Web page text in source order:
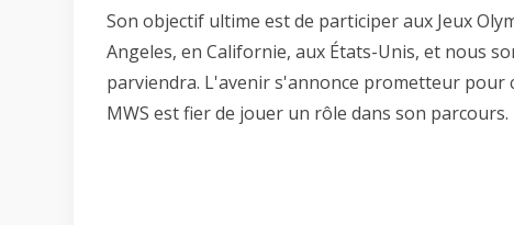
Son objectif ultime est de participer aux Jeux
Angeles, en Californie, aux États-Unis, et nous
parviendra. L'avenir s'annonce prometteur pour
MWS est fier de jouer un rôle dans son parcours.